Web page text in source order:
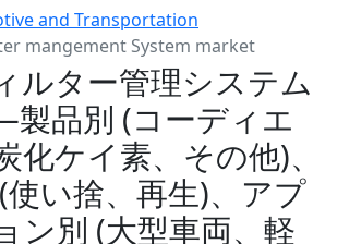
and Transportation
mangement System market
ルター管理システム
品別 (コーディエ
化ケイ素、その他)、
い捨、再生)、アプ
ン別 (大型車両、軽